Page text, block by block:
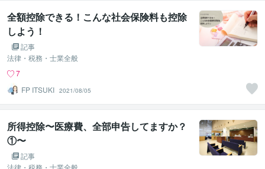
全額控除できる！こんな社会保険料も控除
しよう！
記事
法律・税務・士業全般
7
FP ITSUKI 2021/08/05
所得控除〜医療費、全部申告してますか？
①〜
記事
法律・税務・士業全般